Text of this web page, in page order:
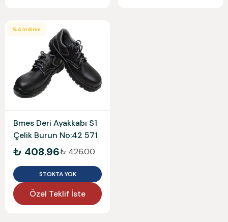
%4 İndirim
Bmes Deri Ayakkabı S1
Çelik Burun No:42 571
₺ 408.96₺ 426.00
STOKTA YOK
Özel Teklif İste